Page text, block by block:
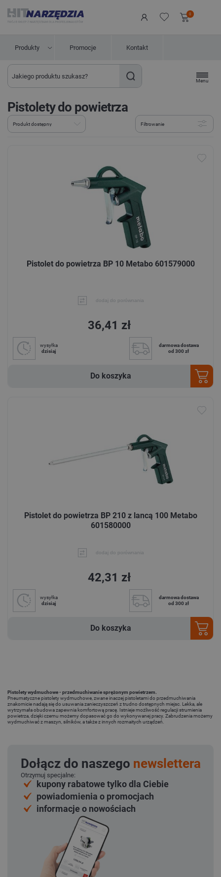
0
Produkty Promocje Kontakt
Menu
Pistolety do powietrza
Filtrowanie
Pistolet do powietrza BP 10 Metabo 601579000
dodaj do porównania
36,41 zł
wysyłka
dzisiaj
darmowa dostawa
od 300 zł
Do koszyka
Pistolet do powietrza BP 210 z lancą 100 Metabo
601580000
dodaj do porównania
42,31 zł
wysyłka
dzisiaj
darmowa dostawa
od 300 zł
Do koszyka
Pistolety wydmuchowe - przedmuchiwanie sprężonym powietrzem.
Pneumatyczne pistolety wydmuchowe, zwane inaczej pistoletami do przedmuchiwania
znakomicie nadają się do usuwania zanieczyszczeń z trudno dostępnych miejsc. Lekka, ale
wytrzymała obudowa zapewnia komfortową pracę. Istnieje możliwość regulacji strumienia
powietrza, dzięki czemu możemy dopasować go do wykonywanej pracy. Zabrudzenia możemy
wydmuchiwać z maszyn, silników, a także z innych rozmaitych urządzeń.
Dołącz do naszego newslettera
Otrzymuj specjalne:
kupony rabatowe tylko dla Ciebie
powiadomienia o promocjach
informacje o nowościach